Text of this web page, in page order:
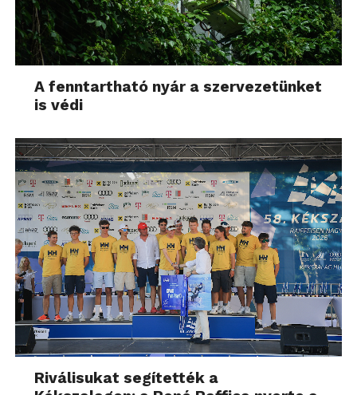
A fenntartható nyár a szervezetünket
is védi
Riválisukat segítették a